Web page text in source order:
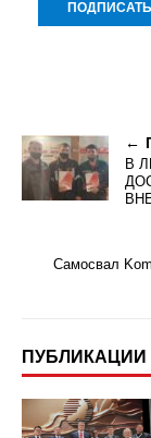
В
Самосвал
ПУБЛИКАЦИИ